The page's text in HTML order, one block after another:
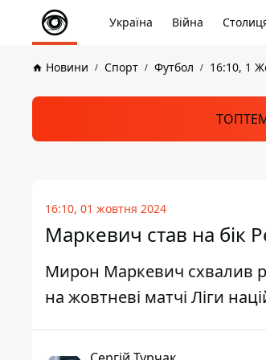
Україна Війна
Новини Спорт Футбол 16:10, 1
16:10, 01 жовтня 2024
Маркевич став на бік
Мирон Маркевич схвалив
на жовтневі матчі Ліги